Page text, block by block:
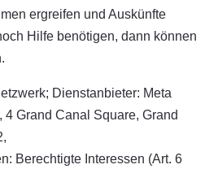
ergreifen und Auskünfte
Hilfe benötigen, dann können
Dienstanbieter: Meta
4 Grand Canal Square, Grand
Berechtigte Interessen (Art. 6